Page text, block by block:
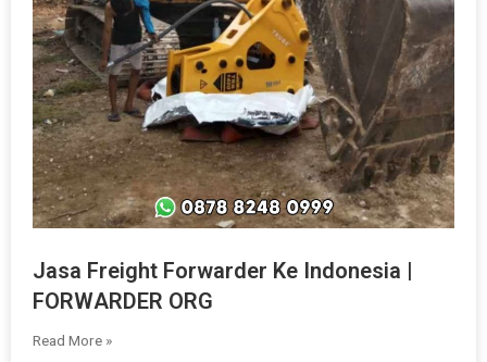
Jasa Freight Forwarder Ke Indonesia |
FORWARDER ORG
Read More »